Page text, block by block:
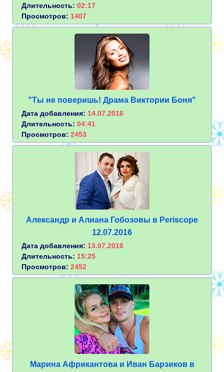
Длительность: 02:17
Просмотров: 1407
"Ты не поверишь! Драма Виктории Боня"
Дата добавления: 14.07.2016
Длительность: 04:41
Просмотров: 2453
Александр и Алиана Гобозовы в Periscope
12.07.2016
Дата добавления: 13.07.2016
Длительность: 15:25
Просмотров: 2452
Марина Африкантова и Иван Барзиков в